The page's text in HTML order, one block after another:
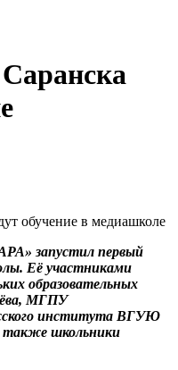
Саранска
запустил первый
Её участниками
образовательных
МГПУ
института ВГУЮ
школьники